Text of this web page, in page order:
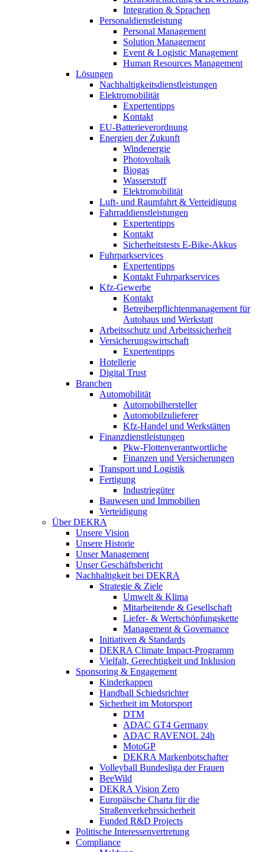
Integration & Sprachen
Personaldienstleistung
Personal Management
Solution Management
Event & Logistic Management
Human Resources Management
Lösungen
Nachhaltigkeitsdienstleistungen
Elektromobilität
Expertentipps
Kontakt
EU-Batterieverordnung
Energien der Zukunft
Windenergie
Photovoltaik
Biogas
Wasserstoff
Elektromobilität
Luft- und Raumfahrt & Verteidigung
Fahrraddienstleistungen
Expertentipps
Kontakt
Sicherheitstests E-Bike-Akkus
Fuhrparkservices
Expertentipps
Kontakt Fuhrparkservices
Kfz-Gewerbe
Kontakt
Betreiberpflichtenmanagement für
Autohaus und Werkstatt
Arbeitsschutz und Arbeitssicherheit
Versicherungswirtschaft
Expertentipps
Hotellerie
Digital Trust
Branchen
Automobilität
Automobilhersteller
Automobilzulieferer
Kfz-Handel und Werkstätten
Finanzdienstleistungen
Pkw‑Flottenverantwortliche
Finanzen und Versicherungen
Transport und Logistik
Fertigung
Industriegüter
Bauwesen und Immobilien
Verteidigung
Über DEKRA
Unsere Vision
Unsere Historie
Unser Management
Unser Geschäftsbericht
Nachhaltigkeit bei DEKRA
Strategie & Ziele
Umwelt & Klima
Mitarbeitende & Gesellschaft
Liefer- & Wertschöpfungskette
Management & Governance
Initiativen & Standards
DEKRA Climate Impact-Programm
Vielfalt, Gerechtigkeit und Inklusion​
Sponsoring & Engagement
Kinderkappen
Handball Schiedsrichter
Sicherheit im Motorsport
DTM
ADAC GT4 Germany
ADAC RAVENOL 24h
MotoGP
DEKRA Markenbotschafter
Volleyball Bundesliga der Frauen
BeeWild
DEKRA Vision Zero
Europäische Charta für die
Straßenverkehrssicherheit
Funded R&D Projects
Politische Interessenvertretung
Compliance